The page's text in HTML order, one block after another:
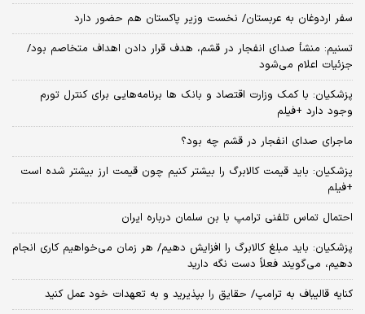
سفر اردوغان به عربستان/ نخست وزیر پاکستان هم حضور دارد
تسنیم: منشأ صدای انفجار در قشم، هدف قرار دادن اهداف متخاصم بود/
جزئیات اعلام می‌شود
پزشکیان: با کمک وزارت اقتصاد و بانک ها برنامه‌هایی برای کنترل تورم
وجود دارد +فیلم
ماجرای صدای انفجار در قشم چه بود؟
پزشکیان: باید قیمت کالابرگ را بیشتر کنیم چون قیمت ارز بیشتر شده است
+فیلم
احتمال تماس تلفنی ترامپ با بن سلمان درباره ایران
پزشکیان: باید مبلغ کالابرگ را افزایش دهیم/ هر زمان می‌خواهیم کاری انجام
دهیم، می‌گویند فعلاً دست نگه دارید
کنایه قالیباف به ترامپ/ حقایق را بپذیرید و به تعهدات خود عمل کنید